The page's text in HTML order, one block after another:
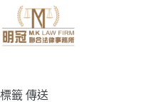
標籤 傳送